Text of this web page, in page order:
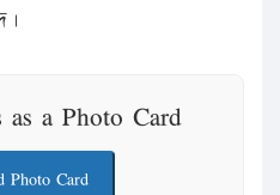
as a Photo Card
Photo Card